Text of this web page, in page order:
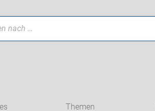
Themen